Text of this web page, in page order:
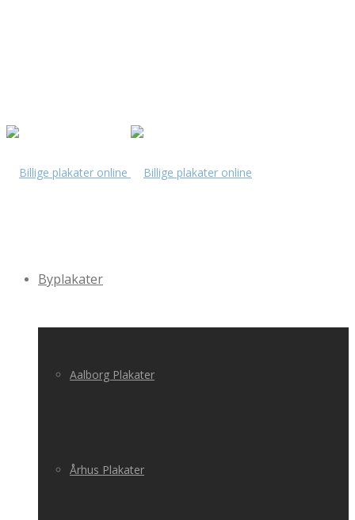
Byplakater
Aalborg Plakater
Århus Plakater